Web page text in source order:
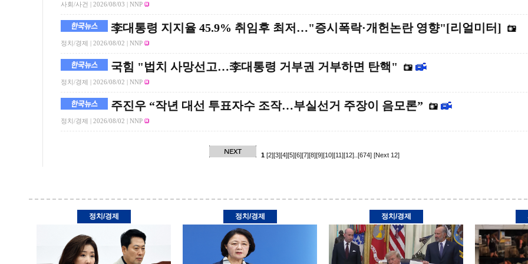
사회/사건 | 2026/08/03 | NNP
李대통령 지지율 45.9% 취임후 최저…"증시폭락·개헌논란 영향"[리얼미터]
정치/경제 | 2026/08/02 | NNP
국힘 "법치 사망선고…李대통령 거부권 거부하면 탄핵"
정치/경제 | 2026/08/02 | NNP
주진우 “작년 대선 투표자수 조작…부실선거 주장이 음모론”
정치/경제 | 2026/08/02 | NNP
1 [2][3][4][5][6][7][8][9][10][11][12].. [674] [Next 12]
정치/경제 정치/경제 정치/경제